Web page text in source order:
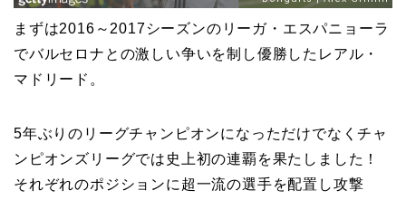
まずは2016～2017シーズンのリーガ・エスパニョーラ
でバルセロナとの激しい争いを制し優勝したレアル・
マドリード。
5年ぶりのリーグチャンピオンになっただけでなくチャ
ンピオンズリーグでは史上初の連覇を果たしました！
それぞれのポジションに超一流の選手を配置し攻撃